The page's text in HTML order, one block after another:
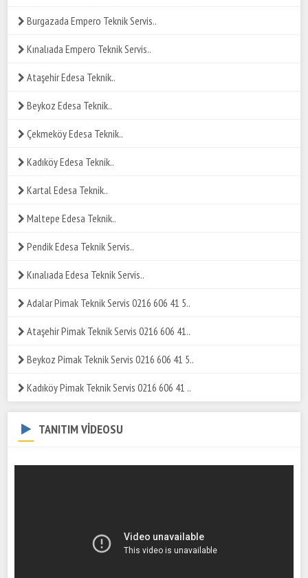
Burgazada Empero Teknik Servis..
Kınalıada Empero Teknik Servis..
Ataşehir Edesa Teknik..
Beykoz Edesa Teknik..
Çekmeköy Edesa Teknik..
Kadıköy Edesa Teknik..
Kartal Edesa Teknik..
Maltepe Edesa Teknik..
Pendik Edesa Teknik Servis..
Kınalıada Edesa Teknik Servis..
Adalar Pimak Teknik Servis 0216 606 41 5..
Ataşehir Pimak Teknik Servis 0216 606 41..
Beykoz Pimak Teknik Servis 0216 606 41 5..
Kadıköy Pimak Teknik Servis 0216 606 41 ..
TANITIM VİDEOSU